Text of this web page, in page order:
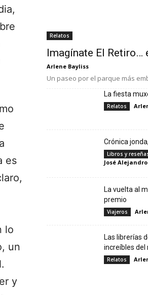
es
lo
un
y
Relatos
Imagínate El Retiro…
Arlene Bayliss
Un paseo por el parque más
La fiesta
Relatos
Crónica
Libros y
José
La vuelta al
premio
Viajeros
Las librerías
increíbles del
Relatos